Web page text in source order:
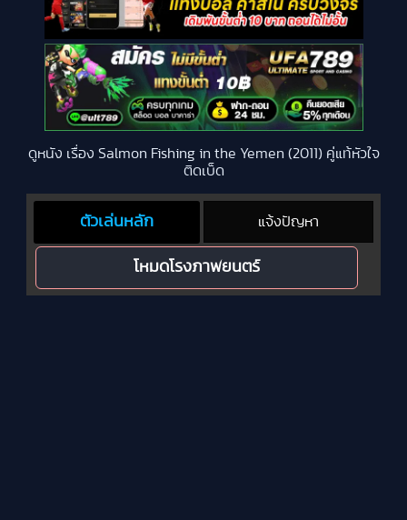
ดูหนัง เรื่อง Salmon Fishing in the Yemen (2011) คู่แท้หัวใจ
ติดเบ็ด
ตัวเล่นหลัก แจ้งปัญหา
โหมดโรงภาพยนตร์